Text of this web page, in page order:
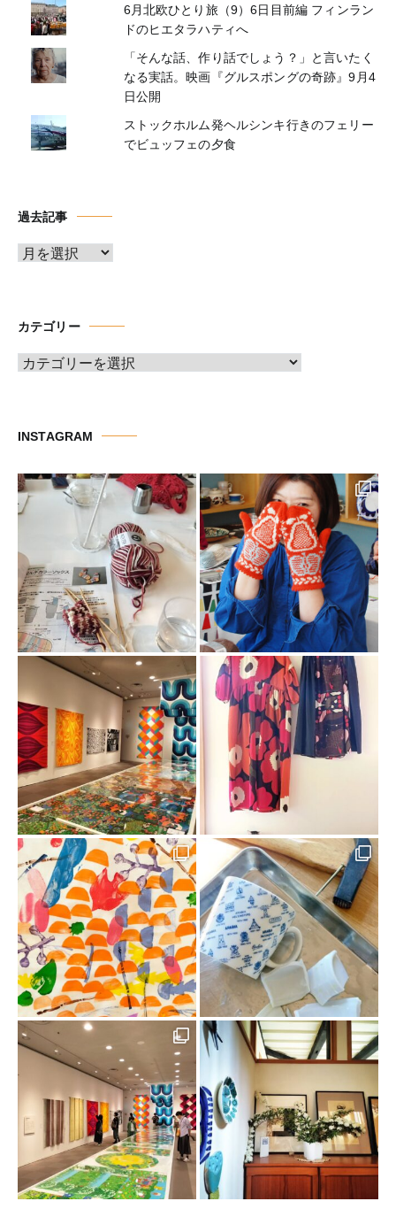
6月北欧ひとり旅（9）6日目前編 フィンラン
ドのヒエタラハティへ
「そんな話、作り話でしょう？」と言いたく
なる実話。映画『グルスポングの奇跡』9月4
日公開
ストックホルム発ヘルシンキ行きのフェリー
でビュッフェの夕食
過去記事
ア
ブ
カテゴリー
カ
ー
INSTAGRAM